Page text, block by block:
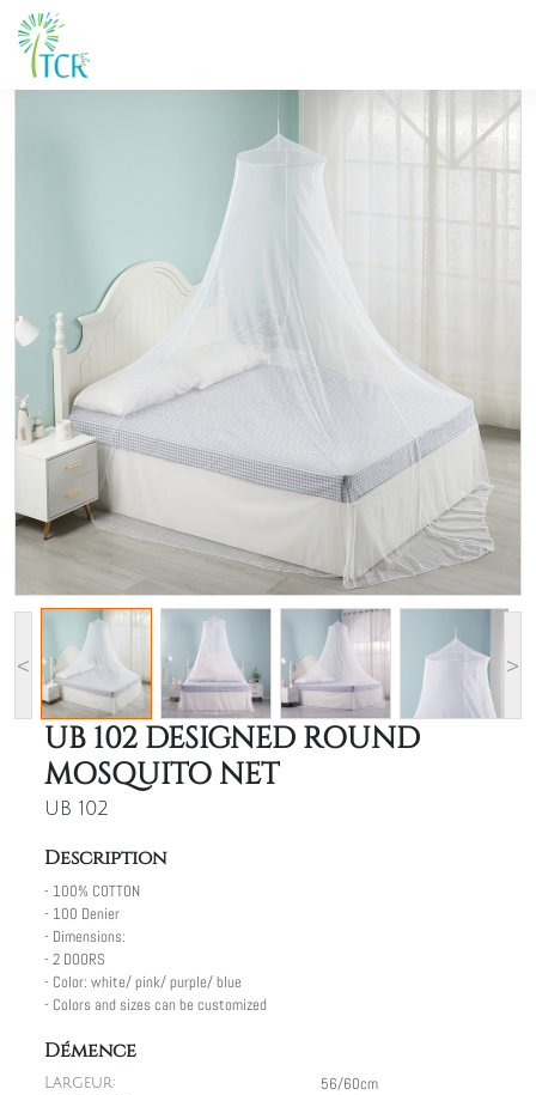
Maison / Produits / UB 102
< >
UB 102 DESIGNED ROUND
MOSQUITO NET
UB 102
Description
- 100% COTTON
- 100 Denier
- Dimensions:
- 2 DOORS
- Color: white/ pink/ purple/ blue
- Colors and sizes can be customized
Démence
Largeur: 56/60cm